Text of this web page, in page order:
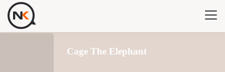
Cage The Elephant